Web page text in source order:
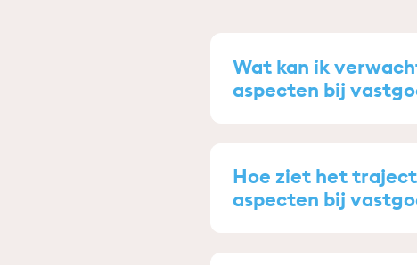
Wat kan ik
aspecten bij
Hoe ziet het
aspecten bij